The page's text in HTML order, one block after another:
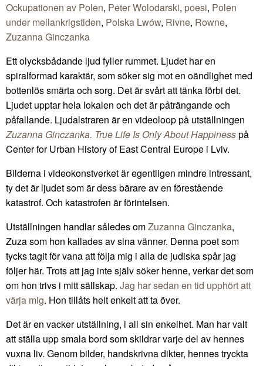
Ockupationen av Polen, Peter Wolodarski, poesi, Polen
under mellankrigstiden, Polska Lwów, Rivne, Rowne,
Zuzanna Ginczanka
Ett olycksbådande ljud fyller rummet. Ljudet har en
spiralformad karaktär, som söker sig mot en oändlighet med
bottenlös smärta och sorg. Det är svårt att tänka förbi det.
Ljudet upptar hela lokalen och det är påträngande och
påfallande. Ljudalstraren är en videoloop på utställningen
Zuzanna Ginczanka. True Life Is Only About Happinesspå
Center for Urban History of East Central Europe i Lviv.
Bilderna i videokonstverket är egentligen mindre intressant,
ty det är ljudet som är dess bärare av en förestående
katastrof. Och katastrofen är förintelsen.
Utställningen handlar således omZuzanna Ginczanka,
Zuza som hon kallades av sina vänner. Denna poet som
tycks tagit för vana att följa mig i alla de judiska spår jag
följer här. Trots att jag inte själv söker henne, verkar det som
om hon trivs i mitt sällskap. Jag har sedan en tid upphört att
värja mig. Hon tillåts helt enkelt att ta över.
Det är en vacker utställning, i all sin enkelhet. Man har valt
att ställa upp smala bord som skildrar varje del av hennes
vuxna liv. Genom bilder, handskrivna dikter, hennes tryckta